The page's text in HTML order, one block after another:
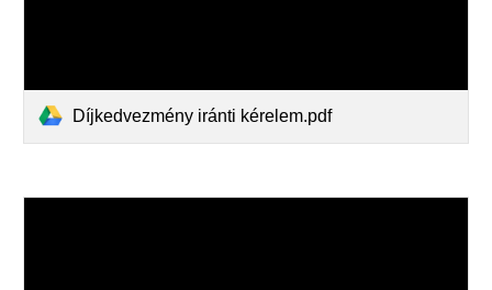
Díjkedvezmény iránti kérelem.pdf